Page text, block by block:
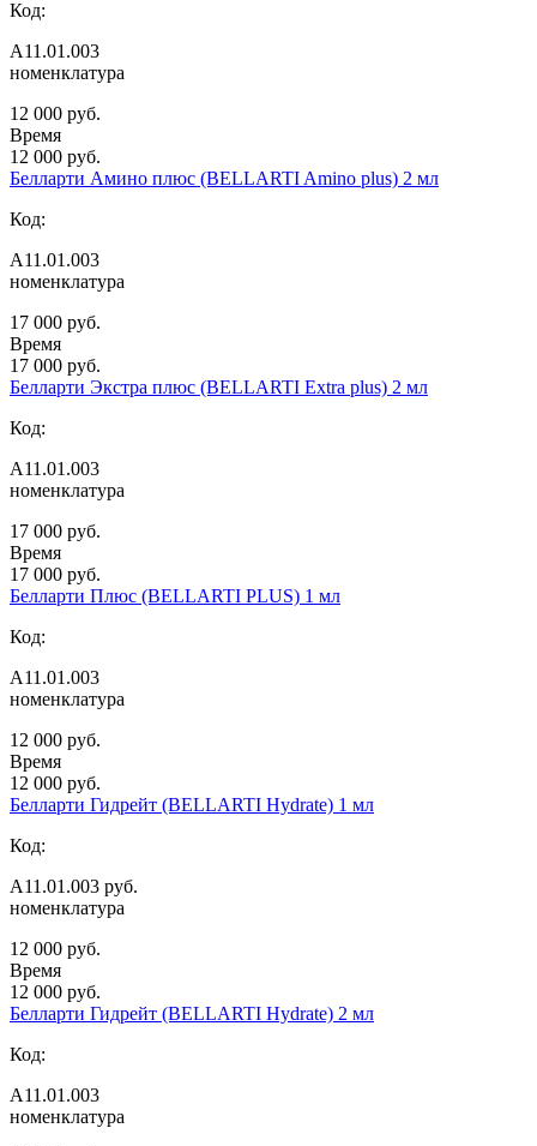
Код:
А11.01.003
номенклатура
12 000 руб.
Время
12 000 руб.
Белларти Амино плюс (BELLARTI Amino plus) 2 мл
Код:
А11.01.003
номенклатура
17 000 руб.
Время
17 000 руб.
Белларти Экстра плюс (BELLARTI Extra plus) 2 мл
Код:
А11.01.003
номенклатура
17 000 руб.
Время
17 000 руб.
Белларти Плюс (BELLARTI PLUS) 1 мл
Код:
А11.01.003
номенклатура
12 000 руб.
Время
12 000 руб.
Белларти Гидрейт (BELLARTI Hydrate) 1 мл
Код:
А11.01.003 руб.
номенклатура
12 000 руб.
Время
12 000 руб.
Белларти Гидрейт (BELLARTI Hydrate) 2 мл
Код:
А11.01.003
номенклатура